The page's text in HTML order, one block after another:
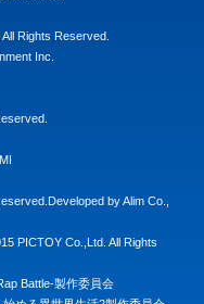
Rights Reserved.
Inc.
by Alim Co.,
PICTOY Co.,Ltd. All Rights
Battle-製作委員会